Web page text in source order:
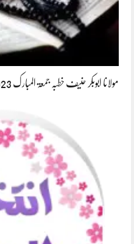
مولانا ابوبکر حنیف خطبہ جمعۃ المبارک 2023-04-21